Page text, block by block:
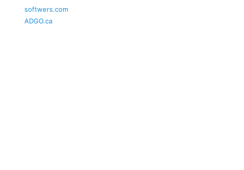
softwers.com
ADGO.ca